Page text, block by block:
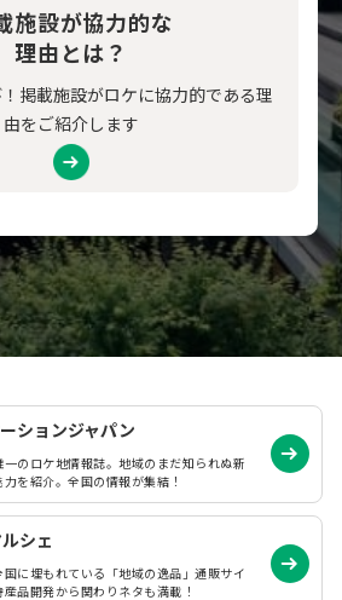
施設が協力的な
理由とは？
掲載施設がロケに協力的である理
由をご紹介します
ションジャパン
一のロケ地情報誌。地域のまだ知られぬ新
力を紹介。全国の情報が集結！
シェ
国に埋もれている「地域の逸品」通販サイ
産品開発から関わりネタも満載！